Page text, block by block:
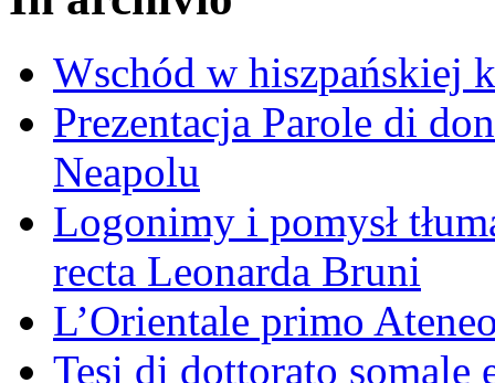
Wschód w hiszpańskiej
Prezentacja Parole di
Neapolu
Logonimy i pomysł
recta Leonarda Bruni
L’Orientale primo
Tesi di dottorato somale